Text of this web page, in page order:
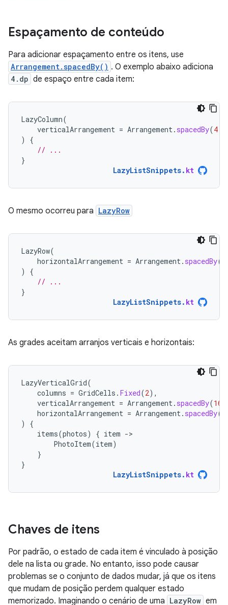
Espaçamento de conteúdo
Para adicionar espaçamento entre os itens, use
Arrangement.spacedBy() . O exemplo abaixo adiciona
4.dp de espaço entre cada item:
LazyColumn(
verticalArrangement = Arrangement. spacedBy(4.
)
{
// ...
}
LazyListSnippets. kt
O mesmo ocorreu para LazyRow
LazyRow(
horizontalArrangement = Arrangement. spacedBy(
)
{
// ...
}
LazyListSnippets. kt
As grades aceitam arranjos verticais e horizontais:
LazyVerticalGrid(
columns = GridCells . Fixed(2),
verticalArrangement = Arrangement. spacedBy(16.
horizontalArrangement = Arrangement. spacedBy(
)
{
items(photos) { item -
PhotoItem(item)
}
}
LazyListSnippets. kt
Chaves de itens
Por padrão, o estado de cada item é vinculado à posição
dele na lista ou grade. No entanto, isso pode causar
problemas se o conjunto de dados mudar, já que os itens
que mudam de posição perdem qualquer estado
memorizado. Imaginando o cenário de uma LazyRow em